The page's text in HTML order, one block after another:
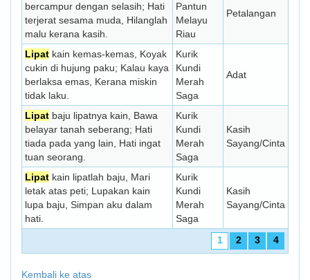
bercampur dengan selasih; Hati
terjerat sesama muda, Hilanglah
malu kerana kasih.
Pantun
Melayu
Riau
Petalangan
Lipat kain kemas-kemas, Koyak
cukin di hujung paku; Kalau kaya
berlaksa emas, Kerana miskin
tidak laku.
Kurik
Kundi
Merah
Saga
Adat
Lipat baju lipatnya kain, Bawa
belayar tanah seberang; Hati
tiada pada yang lain, Hati ingat
tuan seorang.
Kurik
Kundi
Merah
Saga
Kasih
Sayang/Cinta
Lipat kain lipatlah baju, Mari
letak atas peti; Lupakan kain
lupa baju, Simpan aku dalam
hati.
Kurik
Kundi
Merah
Saga
Kasih
Sayang/Cinta
1 2 3 4
Kembali ke atas